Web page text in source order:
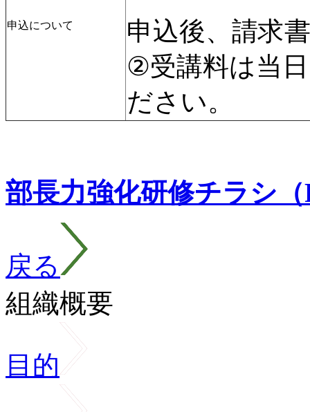
申込について
申込後、請求
②受講料は当
ださい。
部長力強化研修チラシ
戻る
組織概要
目的